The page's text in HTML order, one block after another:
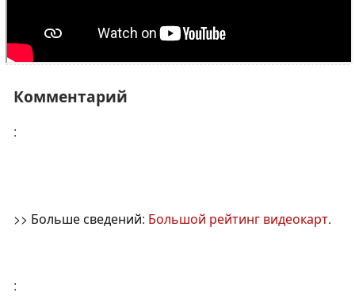
Комментарий
:
>> Больше сведений: Большой рейтинг видеокарт.
: